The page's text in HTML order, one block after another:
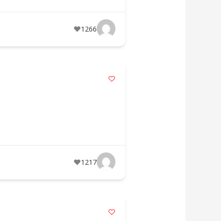
1266
1217